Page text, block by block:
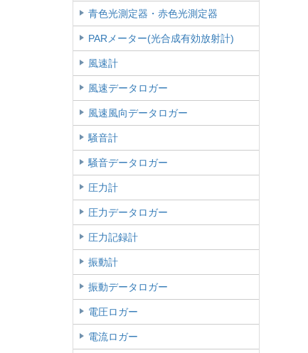
青色光測定器・赤色光測定器
PARメーター(光合成有効放射計)
風速計
風速データロガー
風速風向データロガー
騒音計
騒音データロガー
圧力計
圧力データロガー
圧力記録計
振動計
振動データロガー
電圧ロガー
電流ロガー